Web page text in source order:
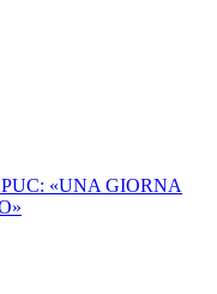
«UNA GIORNA